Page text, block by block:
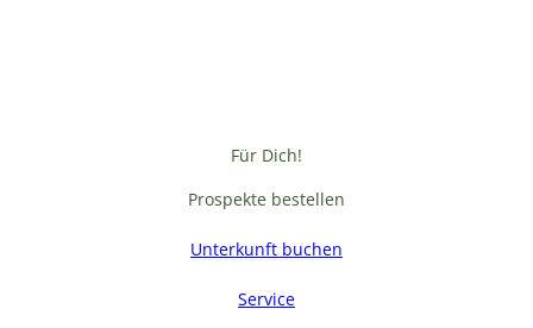
Für Dich!
Prospekte bestellen
Unterkunft buchen
Service